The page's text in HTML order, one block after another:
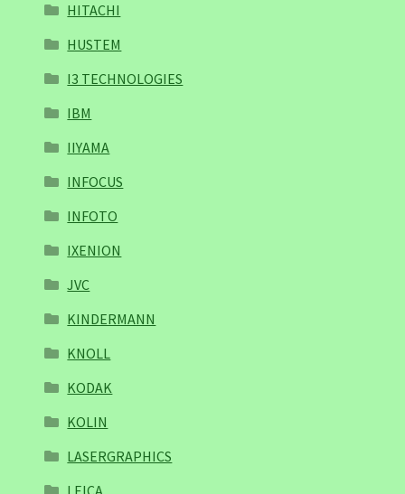
HITACHI
HUSTEM
I3 TECHNOLOGIES
IBM
IIYAMA
INFOCUS
INFOTO
IXENION
JVC
KINDERMANN
KNOLL
KODAK
KOLIN
LASERGRAPHICS